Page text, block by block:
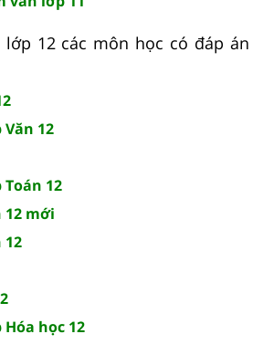
12 các môn học có đáp án
12
12
12 mới
12
học 12